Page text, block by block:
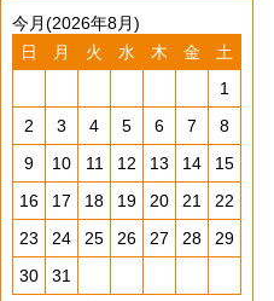
今月(2026年8月)
日
月 火 水 木 金
土
1
2
3 4 5 6 7
8
9
10 11 12 13 14
15
16
17 18 19 20 21
22
23
24 25 26 27 28
29
30
31